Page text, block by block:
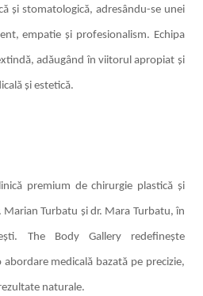
și stomatologică, adresându-se unei
empatie și profesionalism. Echipa
adăugând în viitorul apropiat și
și estetică.
premium de chirurgie plastică și
Turbatu și dr. Mara Turbatu, în
The Body Gallery redefinește
medicală bazată pe precizie,
naturale.